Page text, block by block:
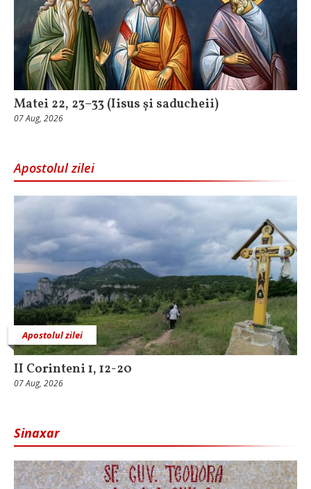
Matei 22, 23–33 (Iisus și saducheii)
07 Aug, 2026
Apostolul zilei
Apostolul zilei
II Corinteni 1, 12-20
07 Aug, 2026
Sinaxar